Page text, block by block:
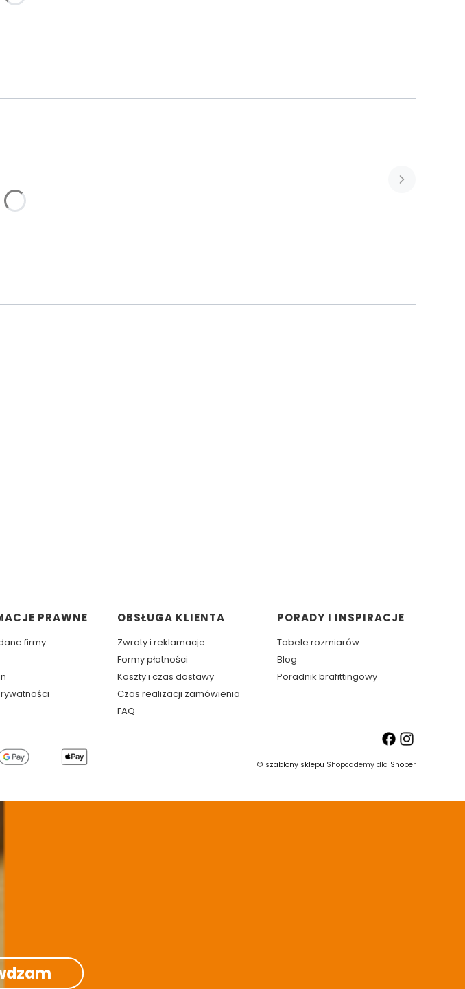
PRAWNE
firmy
OBSŁUGA KLIENTA
Zwroty i reklamacje
Formy płatności
Koszty i czas dostawy
Czas realizacji zamówienia
FAQ
PORADY I INSPIRACJE
Tabele rozmiarów
Blog
Poradnik brafittingowy
© szablony sklepu Shopcademy dla Shoper